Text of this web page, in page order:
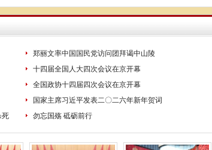
郑丽文率中国国民党访问团拜谒中山陵
十四届全国人大四次会议在京开幕
全国政协十四届四次会议在京开幕
国家主席习近平发表二〇二六年新年贺词
死
勿忘国殇 砥砺前行